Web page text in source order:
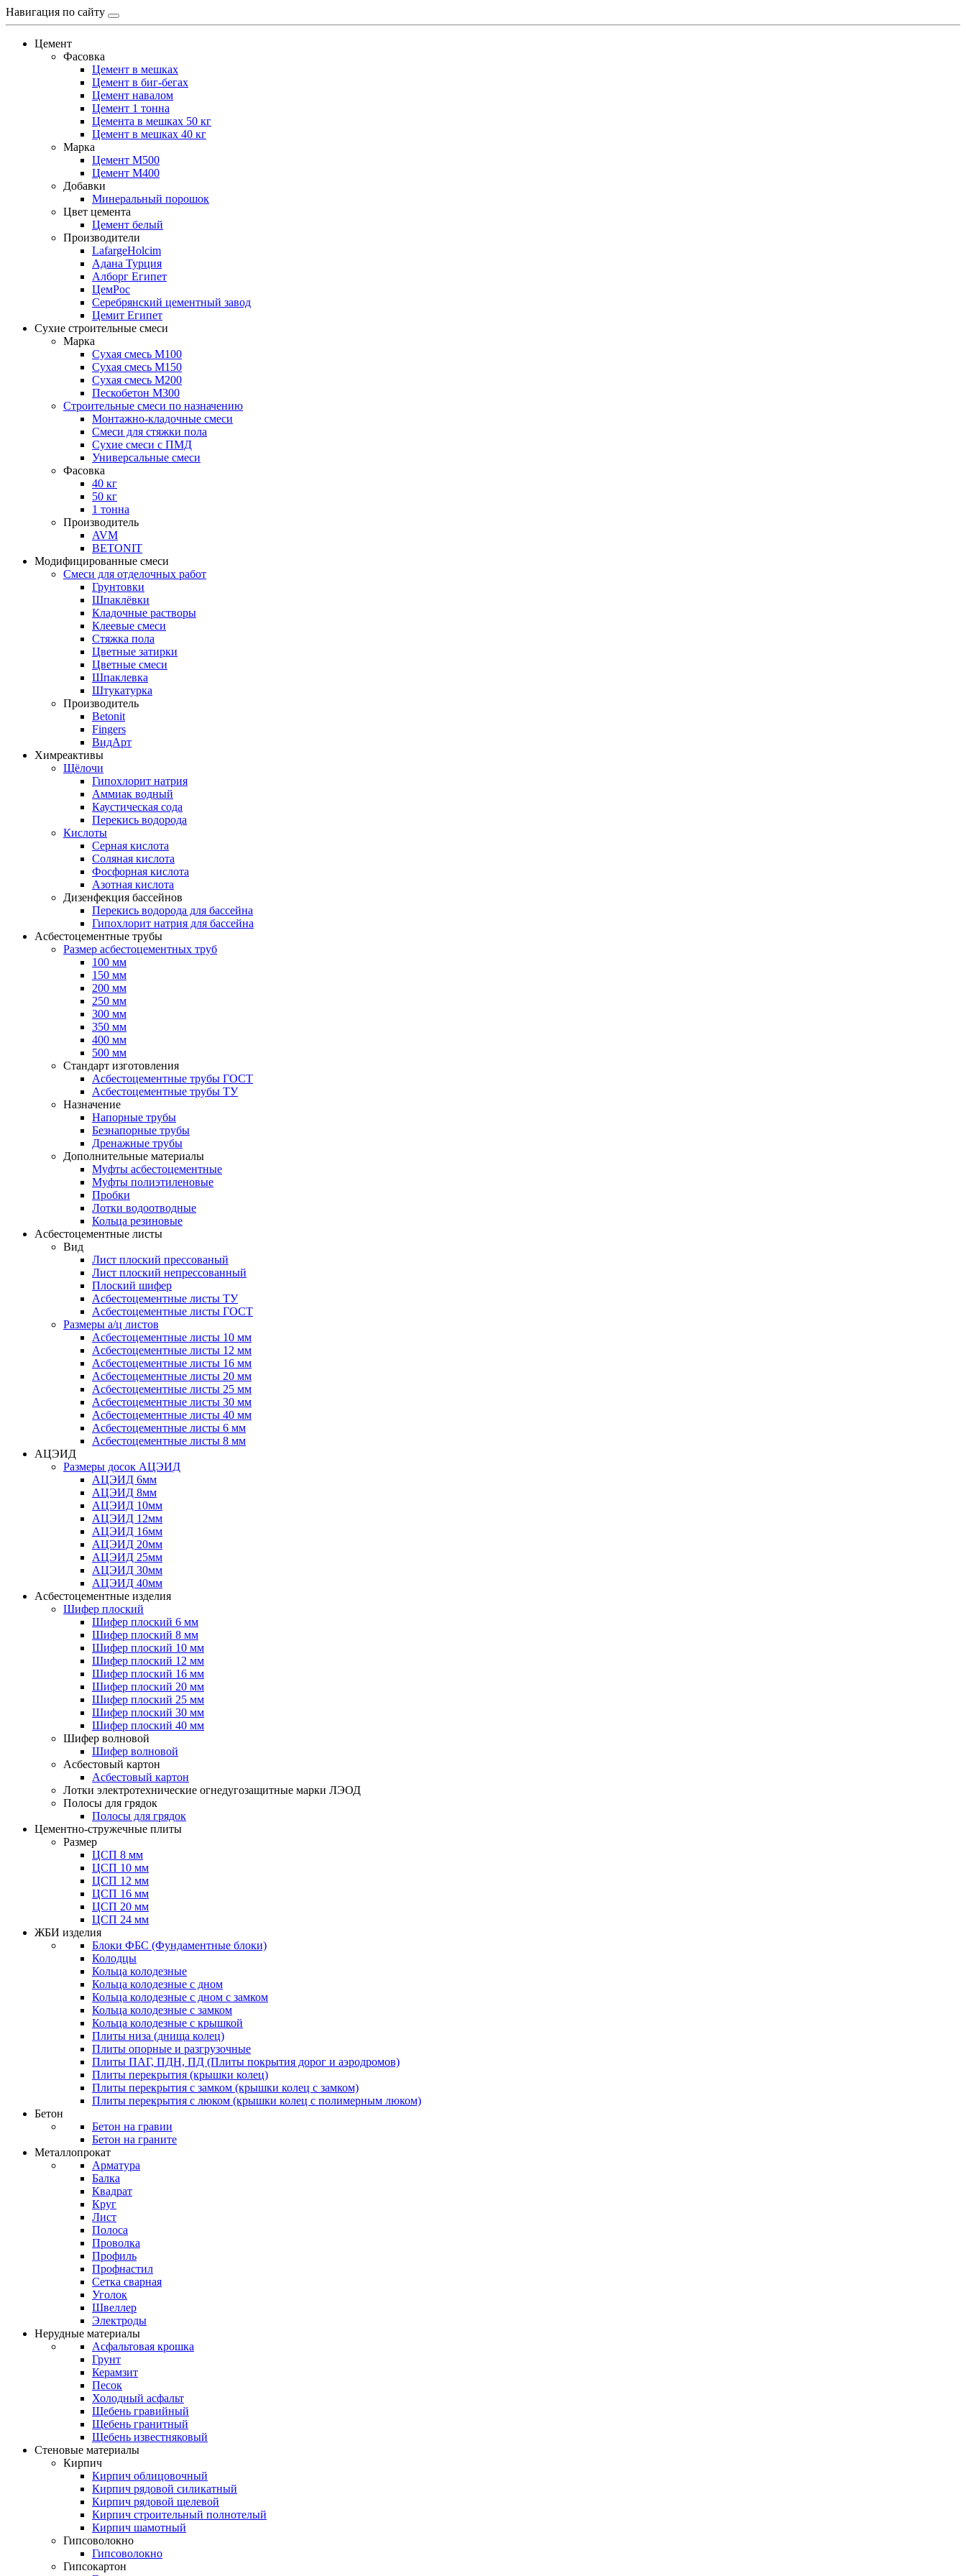
Навигация по сайту
Цемент
Фасовка
Цемент в мешках
Цемент в биг-бегах
Цемент навалом
Цемент 1 тонна
Цемента в мешках 50 кг
Цемент в мешках 40 кг
Марка
Цемент М500
Цемент М400
Добавки
Минеральный порошок
Цвет цемента
Цемент белый
Производители
LafargeHolcim
Адана Турция
Алборг Египет
ЦемРос
Серебрянский цементный завод
Цемит Египет
Сухие строительные смеси
Марка
Сухая смесь М100
Сухая смесь М150
Сухая смесь М200
Пескобетон М300
Строительные смеси по назначению
Монтажно-кладочные смеси
Смеси для стяжки пола
Сухие смеси с ПМД
Универсальные смеси
Фасовка
40 кг
50 кг
1 тонна
Производитель
AVM
BETONIT
Модифицированные смеси
Смеси для отделочных работ
Грунтовки
Шпаклёвки
Кладочные растворы
Клеевые смеси
Стяжка пола
Цветные затирки
Цветные смеси
Шпаклевка
Штукатурка
Производитель
Betonit
Fingers
ВидАрт
Химреактивы
Щёлочи
Гипохлорит натрия
Аммиак водный
Каустическая сода
Перекись водорода
Кислоты
Серная кислота
Соляная кислота
Фосфорная кислота
Азотная кислота
Дизенфекция бассейнов
Перекись водорода для бассейна
Гипохлорит натрия для бассейна
Асбестоцементные трубы
Размер асбестоцементных труб
100 мм
150 мм
200 мм
250 мм
300 мм
350 мм
400 мм
500 мм
Стандарт изготовления
Асбестоцементные трубы ГОСТ
Асбестоцементные трубы ТУ
Назначение
Напорные трубы
Безнапорные трубы
Дренажные трубы
Дополнительные материалы
Муфты асбестоцементные
Муфты полиэтиленовые
Пробки
Лотки водоотводные
Кольца резиновые
Асбестоцементные листы
Вид
Лист плоский прессованый
Лист плоский непрессованный
Плоский шифер
Асбестоцементные листы ТУ
Асбестоцементные листы ГОСТ
Размеры а/ц листов
Асбестоцементные листы 10 мм
Асбестоцементные листы 12 мм
Асбестоцементные листы 16 мм
Асбестоцементные листы 20 мм
Асбестоцементные листы 25 мм
Асбестоцементные листы 30 мм
Асбестоцементные листы 40 мм
Асбестоцементные листы 6 мм
Асбестоцементные листы 8 мм
АЦЭИД
Размеры досок АЦЭИД
АЦЭИД 6мм
АЦЭИД 8мм
АЦЭИД 10мм
АЦЭИД 12мм
АЦЭИД 16мм
АЦЭИД 20мм
АЦЭИД 25мм
АЦЭИД 30мм
АЦЭИД 40мм
Асбестоцементные изделия
Шифер плоский
Шифер плоский 6 мм
Шифер плоский 8 мм
Шифер плоский 10 мм
Шифер плоский 12 мм
Шифер плоский 16 мм
Шифер плоский 20 мм
Шифер плоский 25 мм
Шифер плоский 30 мм
Шифер плоский 40 мм
Шифер волновой
Шифер волновой
Асбестовый картон
Асбестовый картон
Лотки электротехнические огнедугозащитные марки ЛЭОД
Полосы для грядок
Полосы для грядок
Цементно-стружечные плиты
Размер
ЦСП 8 мм
ЦСП 10 мм
ЦСП 12 мм
ЦСП 16 мм
ЦСП 20 мм
ЦСП 24 мм
ЖБИ изделия
Блоки ФБС (Фундаментные блоки)
Колодцы
Кольца колодезные
Кольца колодезные с дном
Кольца колодезные с дном с замком
Кольца колодезные с замком
Кольца колодезные с крышкой
Плиты низа (днища колец)
Плиты опорные и разгрузочные
Плиты ПАГ, ПДН, ПД (Плиты покрытия дорог и аэродромов)
Плиты перекрытия (крышки колец)
Плиты перекрытия с замком (крышки колец с замком)
Плиты перекрытия с люком (крышки колец с полимерным люком)
Бетон
Бетон на гравии
Бетон на граните
Металлопрокат
Арматура
Балка
Квадрат
Круг
Лист
Полоса
Проволка
Профиль
Профнастил
Сетка сварная
Уголок
Швеллер
Электроды
Нерудные материалы
Асфальтовая крошка
Грунт
Керамзит
Песок
Холодный асфальт
Щебень гравийный
Щебень гранитный
Щебень известняковый
Стеновые материалы
Кирпич
Кирпич облицовочный
Кирпич рядовой силикатный
Кирпич рядовой щелевой
Кирпич строительный полнотелый
Кирпич шамотный
Гипсоволокно
Гипсоволокно
Гипсокартон